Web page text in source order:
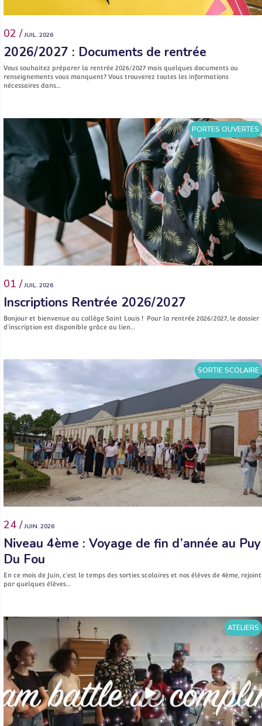
02 / JUIL. 2026
2026/2027 : Documents de rentrée
Vous souhaitez préparer la rentrée 2026/2027 mais quelques documents ou
renseignements vous manquent? Vous trouverez toutes les informations
nécessaires dans…
PORTES OUVERTES
01 / JUIL. 2026
Inscriptions Rentrée 2026/2027
Bonjour et bienvenue au collège Saint Louis ! Pour la rentrée 2026/2027, le dossier
d’inscription est disponible grâce au lien…
SORTIE SCOLAIRE
24 / JUIN. 2026
Niveau 4ème : Voyage de fin d’année au Puy
Du Fou
En ce mois de Juin, c’est le temps des sorties scolaires et nos élèves de 4ème,
par quelques élèves…
ATELIERS